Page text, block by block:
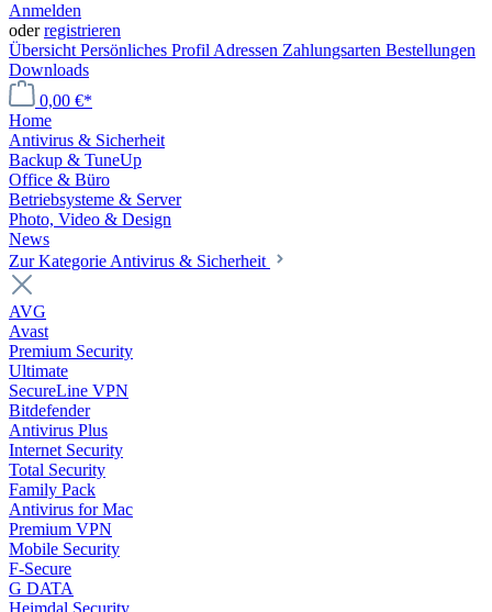
Anmelden
oderregistrieren
Übersicht Persönliches Profil Adressen Zahlungsarten Bestellungen
Downloads
0,00 €*
Home
Antivirus & Sicherheit
Backup & TuneUp
Office & Büro
Betriebsysteme & Server
Photo, Video & Design
News
Zur Kategorie Antivirus & Sicherheit
AVG
Avast
Premium Security
Ultimate
SecureLine VPN
Bitdefender
Antivirus Plus
Internet Security
Total Security
Family Pack
Antivirus for Mac
Premium VPN
Mobile Security
F-Secure
G DATA
Heimdal Security